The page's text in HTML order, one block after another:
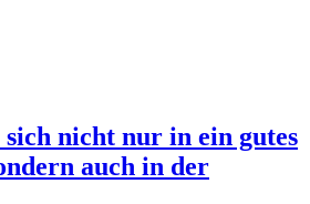
nicht nur in ein gutes
auch in der